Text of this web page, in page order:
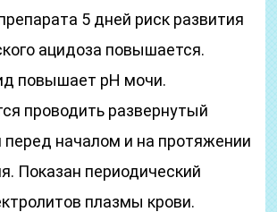
5 дней риск развития
ацидоза повышается.
повышает рН мочи.
проводить развернутый
перед началом и на протяжении
Показан периодический
плазмы крови.